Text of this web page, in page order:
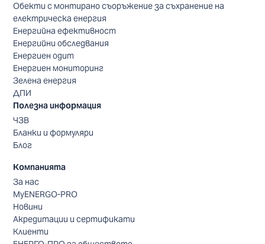
Обекти с монтирано съоръжение за съхранение на
електрическа енергия
Енергийна ефективност
Енергийни обследвания
Енергиен одит
Енергиен мониторинг
Зелена енергия
ДПИ
Полезна информация
ЧЗВ
Бланки и формуляри
Блог
Компанията
За нас
MyENERGO-PRO
Новини
Акредитации и сертификати
Клиенти